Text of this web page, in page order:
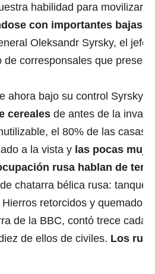
habilidad para movilizar
con importantes bajas
Oleksandr Syrsky, el jefe
de corresponsales que
ahora bajo su control Syrsky
cereales de antes de la
el 80% de las casas
a la vista y las pocas
rusa hablan de
chatarra bélica rusa:
retorcidos y
de la BBC, contó trece
de ellos de civiles. Los